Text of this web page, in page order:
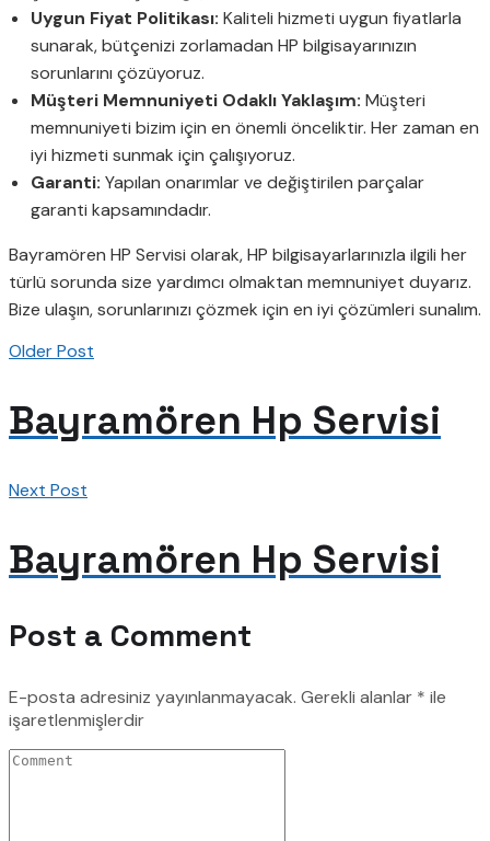
Uygun Fiyat Politikası: Kaliteli hizmeti uygun fiyatlarla
sunarak, bütçenizi zorlamadan HP bilgisayarınızın
sorunlarını çözüyoruz.
Müşteri Memnuniyeti Odaklı Yaklaşım: Müşteri
memnuniyeti bizim için en önemli önceliktir. Her zaman en
iyi hizmeti sunmak için çalışıyoruz.
Garanti: Yapılan onarımlar ve değiştirilen parçalar
garanti kapsamındadır.
Bayramören HP Servisi olarak, HP bilgisayarlarınızla ilgili her
türlü sorunda size yardımcı olmaktan memnuniyet duyarız.
Bize ulaşın, sorunlarınızı çözmek için en iyi çözümleri sunalım.
Older Post
Bayramören Hp Servisi
Next Post
Bayramören Hp Servisi
Post a Comment
E-posta adresiniz yayınlanmayacak. Gerekli alanlar * ile
işaretlenmişlerdir